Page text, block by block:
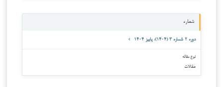
شماره
دوره ۲ شماره ۳ (۱۴۰۴): پاییز ۱۴۰۴
نوع مقاله
مقالات